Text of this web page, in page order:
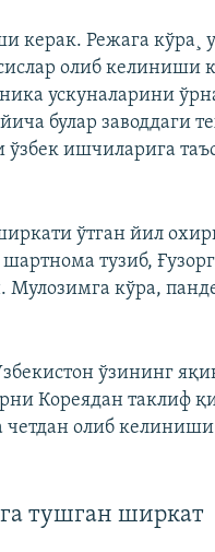
керак. Режага кўра¸
олиб келиниши
ускуналарини
булар заводдаги
ишчиларига
ўтган йил
тузиб,
кўра,
ўзининг
Кореядан таклиф
олиб келиниши
тушган ширкат